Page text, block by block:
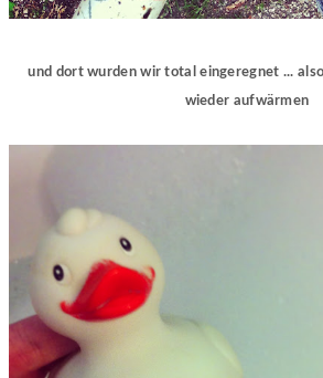
und dort wurden wir total eingeregnet ...
wieder aufwärmen